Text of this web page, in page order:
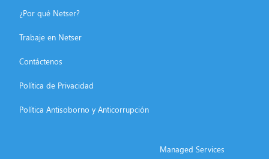
¿Por qué Netser?
Trabaje en Netser
Contáctenos
Política de Privacidad
Política Antisoborno y Anticorrupción
Managed Services